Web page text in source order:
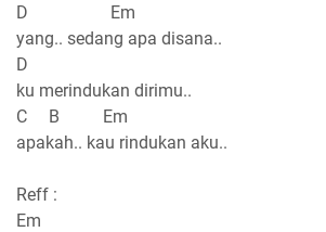
D Em
yang.. sedang apa disana..
D
ku merindukan dirimu..
C B Em
apakah.. kau rindukan aku..
Reff :
Em